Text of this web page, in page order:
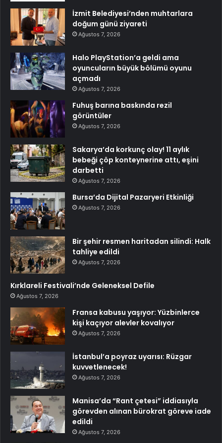
İzmit Belediyesi’nden muhtarlara
doğum günü ziyareti
Ağustos 7, 2026
Halo PlayStation’a geldi ama
oyuncuların büyük bölümü oyunu
açmadı
Ağustos 7, 2026
Fuhuş barına baskında rezil
görüntüler
Ağustos 7, 2026
Sakarya’da korkunç olay! 11 aylık
bebeği çöp konteynerine attı, eşini
darbetti
Ağustos 7, 2026
Bursa’da Dijital Pazaryeri Etkinliği
Ağustos 7, 2026
Bir şehir resmen haritadan silindi: Halk
tahliye edildi
Ağustos 7, 2026
Kırklareli Festivali’nde Geleneksel Defile
Ağustos 7, 2026
Fransa kabusu yaşıyor: Yüzbinlerce
kişi kaçıyor alevler kovalıyor
Ağustos 7, 2026
İstanbul’a poyraz uyarısı: Rüzgar
kuvvetlenecek!
Ağustos 7, 2026
Manisa’da “Rant çetesi” iddiasıyla
görevden alınan bürokrat göreve iade
edildi
Ağustos 7, 2026